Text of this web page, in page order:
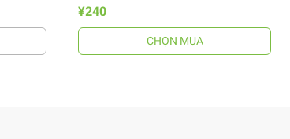
¥240
CHỌN MUA